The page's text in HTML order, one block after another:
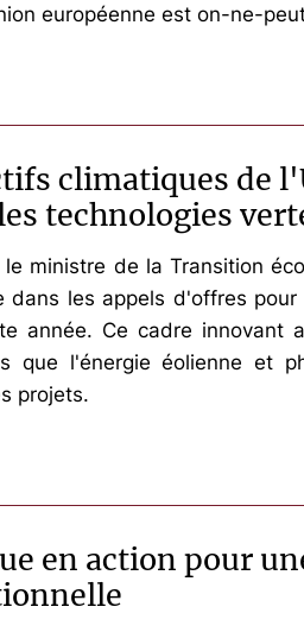
européenne est on-ne-
climatiques de
technologies
ministre de la Transition
dans les appels d'offres
année. Ce cadre
que l'énergie éolienne et
projets.
en action pour